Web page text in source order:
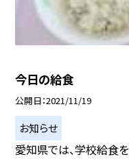
今日の給食
公開日 2021/11/19
お知らせ
愛知県では、学校給食